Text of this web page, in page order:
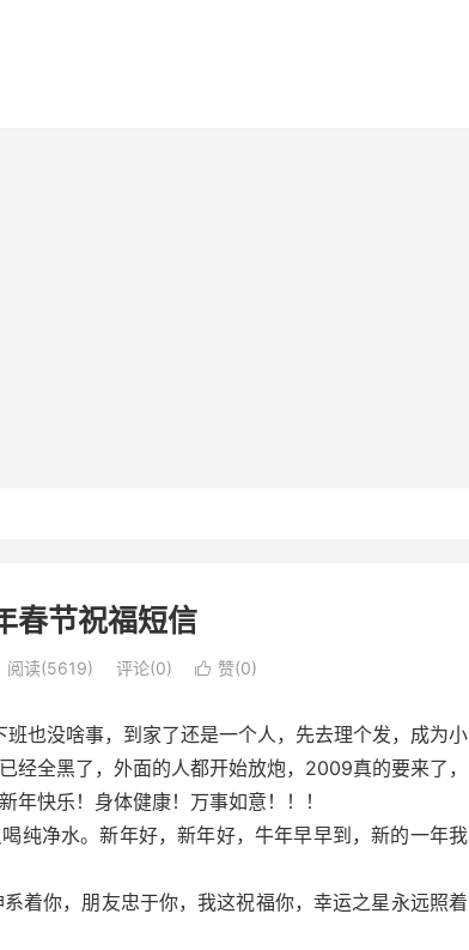
春节祝福短信
阅读(5619) 评论(0)  赞(0)
也没啥事，到家了还是一个人，先去理个发，成为小
全黑了，外面的人都开始放炮，2009真的要来了，
快乐！身体健康！万事如意！！！
纯净水。新年好，新年好，牛年早早到，新的一年我
着你，朋友忠于你，我这祝福你，幸运之星永远照着